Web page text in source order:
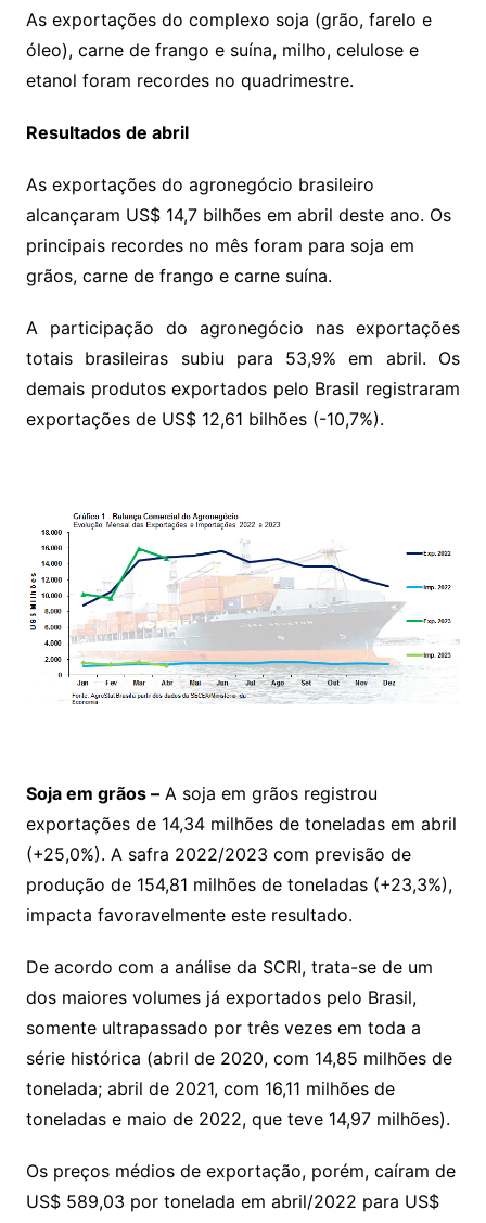
As exportações do complexo soja (grão, farelo e
óleo), carne de frango e suína, milho, celulose e
etanol foram recordes no quadrimestre.
Resultados de abril
As exportações do agronegócio brasileiro
alcançaram US$ 14,7 bilhões em abril deste ano. Os
principais recordes no mês foram para soja em
grãos, carne de frango e carne suína.
A participação do agronegócio nas exportações
totais brasileiras subiu para 53,9% em abril. Os
demais produtos exportados pelo Brasil registraram
exportações de US$ 12,61 bilhões (-10,7%).
Soja em grãos –A soja em grãos registrou
exportações de 14,34 milhões de toneladas em abril
(+25,0%). A safra 2022/2023 com previsão de
produção de 154,81 milhões de toneladas (+23,3%),
impacta favoravelmente este resultado.
De acordo com a análise da SCRI, trata-se de um
dos maiores volumes já exportados pelo Brasil,
somente ultrapassado por três vezes em toda a
série histórica (abril de 2020, com 14,85 milhões de
tonelada; abril de 2021, com 16,11 milhões de
toneladas e maio de 2022, que teve 14,97 milhões).
Os preços médios de exportação, porém, caíram de
US$ 589,03 por tonelada em abril/2022 para US$